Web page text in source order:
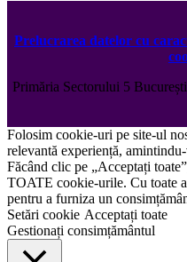
Prelucrarea datelor cu
Primăria Sectorului 5 București
Folosim cookie-uri pe site-ul
relevantă experiență,
Făcând clic pe „Acceptați
TOATE cookie-urile. Cu toate
pentru a furniza un
Setări cookie Acceptați toate
Gestionați consimțământul